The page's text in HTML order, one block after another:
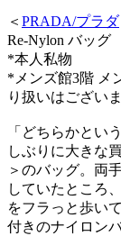
＜ PRADA/プラダ
Re-Nylon バッグ
*本人私物
*メンズ館3階 メ
り扱いはござい
「どちらかとい
しぶりに大きな
＞のバッグ。両
していたところ
をフラっと歩い
付きのナイロン